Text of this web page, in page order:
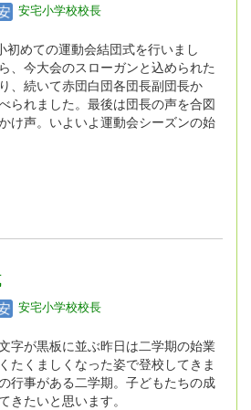
安宅小学校校長
初めての運動会結団式を行いまし
、今大会のスローガンと込められた
、続いて赤団白団各団長副団長か
られました。最後は団長の声を合図
け声。いよいよ運動会シーズンの始
安宅小学校校長
字が黒板に並ぶ昨日は二学期の始業
たくましくなった姿で登校してきま
行事がある二学期。子どもたちの成
きたいと思います。